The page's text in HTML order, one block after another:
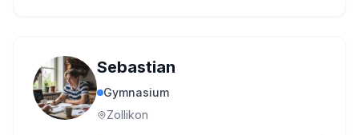
Sebastian
Gymnasium
Zollikon